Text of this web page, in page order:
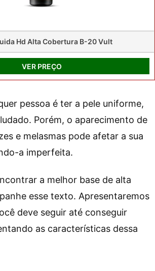
Hd Alta Cobertura B-20 Vult
VER PREÇO
pessoa é ter a pele uniforme,
Porém, o aparecimento de
e melasmas pode afetar a sua
a imperfeita.
a melhor base de alta
esse texto. Apresentaremos
deve seguir até conseguir
as características dessa